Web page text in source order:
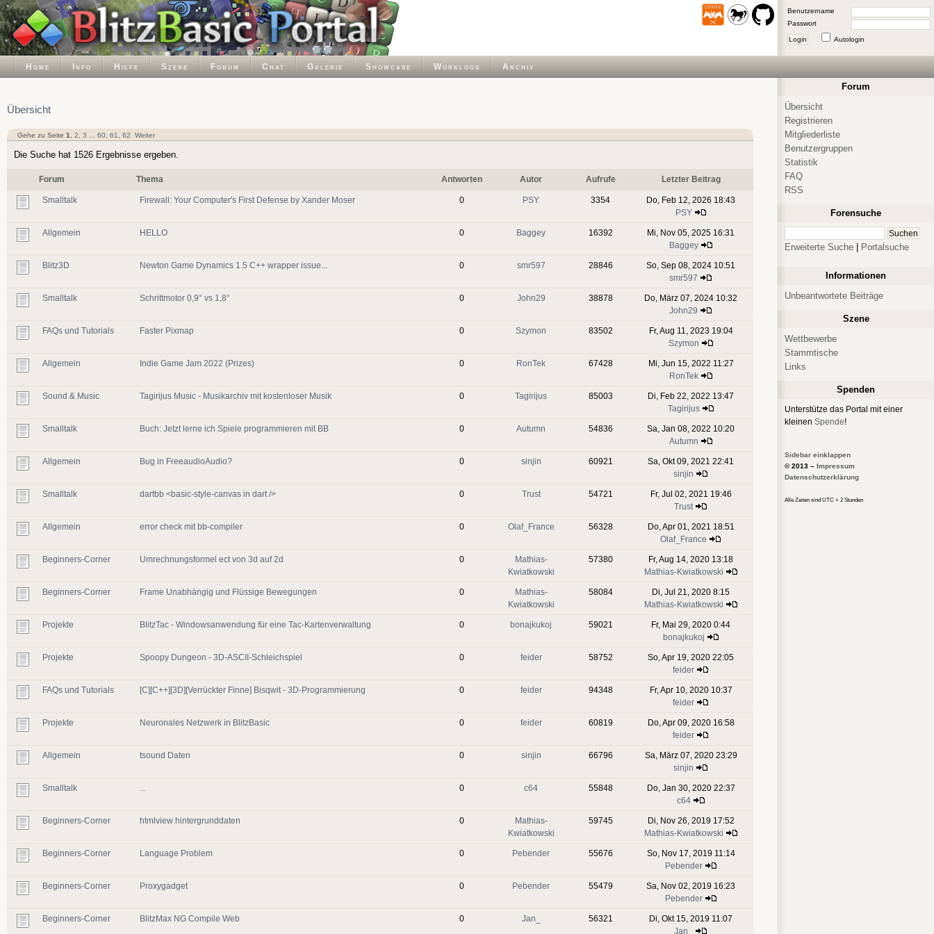
Benutzername
Passwort
Login Autologin
Home Info Hilfe Szene Forum Chat Galerie Showcase Worklogs Archiv
Übersicht
Gehe zu Seite 1 2 3 60 61 62 Weiter
Die Suche hat 1526 Ergebnisse ergeben.
Forum Thema Antworten Autor Aufrufe Letzter Beitrag
Smalltalk Firewall: Your Computer's First Defense by Xander Moser 0 PSY 3354
Do, Feb 12, 2026 18:43
PSY
Allgemein HELLO 0 Baggey 16392
Mi, Nov 05, 2025 16:31
Baggey
Blitz3D Newton Game Dynamics 1.5 C++ wrapper issue... 0 smr597 28846
So, Sep 08, 2024 10:51
smr597
Smalltalk Schrittmotor 0,9° vs 1,8° 0 John29 38878
Do, März 07, 2024 10:32
John29
FAQs und Tutorials Faster Pixmap 0 Szymon 83502
Fr, Aug 11, 2023 19:04
Szymon
Allgemein Indie Game Jam 2022 (Prizes) 0 RonTek 67428
Mi, Jun 15, 2022 11:27
RonTek
Sound & Music Tagirijus Music - Musikarchiv mit kostenloser Musik 0 Tagirijus 85003
Di, Feb 22, 2022 13:47
Tagirijus
Smalltalk Buch: Jetzt lerne ich Spiele programmieren mit BB 0 Autumn 54836
Sa, Jan 08, 2022 10:20
Autumn
Allgemein Bug in FreeaudioAudio? 0 sinjin 60921
Sa, Okt 09, 2021 22:41
sinjin
Smalltalk dartbb <basic-style-canvas in dart /> 0 Trust 54721
Fr, Jul 02, 2021 19:46
Trust
Allgemein error check mit bb-compiler 0 Olaf_France 56328
Do, Apr 01, 2021 18:51
Olaf_France
Beginners-Corner Umrechnungsformel ect von 3d auf 2d 0
Mathias-
Kwiatkowski
57380
Fr, Aug 14, 2020 13:18
Mathias-Kwiatkowski
Beginners-Corner Frame Unabhängig und Flüssige Bewegungen 0
Mathias-
Kwiatkowski
58084
Di, Jul 21, 2020 8:15
Mathias-Kwiatkowski
Projekte BlitzTac - Windowsanwendung für eine Tac-Kartenverwaltung 0 bonajkukoj 59021
Fr, Mai 29, 2020 0:44
bonajkukoj
Projekte Spoopy Dungeon - 3D-ASCII-Schleichspiel 0 feider 58752
So, Apr 19, 2020 22:05
feider
FAQs und Tutorials [C][C++][3D][Verrückter Finne] Bisqwit - 3D-Programmierung 0 feider 94348
Fr, Apr 10, 2020 10:37
feider
Projekte Neuronales Netzwerk in BlitzBasic 0 feider 60819
Do, Apr 09, 2020 16:58
feider
Allgemein tsound Daten 0 sinjin 66796
Sa, März 07, 2020 23:29
sinjin
Smalltalk 0 c64 55848
Do, Jan 30, 2020 22:37
c64
Beginners-Corner htmlview hintergrunddaten 0
Mathias-
Kwiatkowski
59745
Di, Nov 26, 2019 17:52
Mathias-Kwiatkowski
Beginners-Corner Language Problem 0 Pebender 55676
So, Nov 17, 2019 11:14
Pebender
Beginners-Corner Proxygadget 0 Pebender 55479
Sa, Nov 02, 2019 16:23
Pebender
Beginners-Corner BlitzMax NG Compile Web 0 Jan_ 56321
Di, Okt 15, 2019 11:07
Jan_
Forum
Übersicht
Registrieren
Mitgliederliste
Benutzergruppen
Statistik
FAQ
RSS
Forensuche
Erweiterte Suche Portalsuche
Informationen
Unbeantwortete Beiträge
Szene
Wettbewerbe
Stammtische
Links
Spenden
Unterstütze das Portal mit einer
kleinen Spende!
Sidebar einklappen
© 2013 – Impressum
Datenschutzerklärung
Alle Zeiten sind UTC + 2 Stunden